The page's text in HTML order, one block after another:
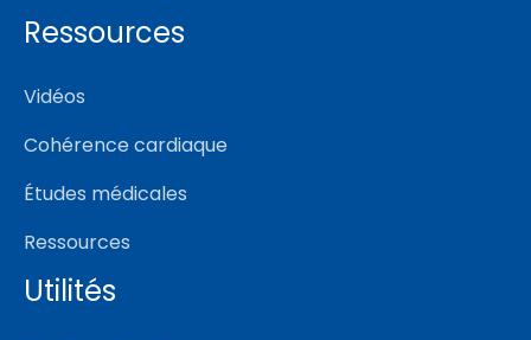
Ressources
Vidéos
Cohérence cardiaque
Études médicales
Ressources
Utilités